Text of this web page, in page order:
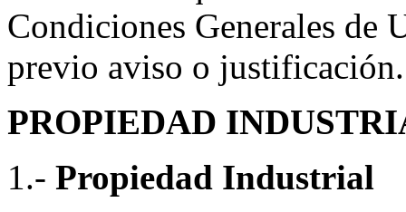
Condiciones Generales de
previo aviso o justificación.
PROPIEDAD
1.- Propiedad Industrial